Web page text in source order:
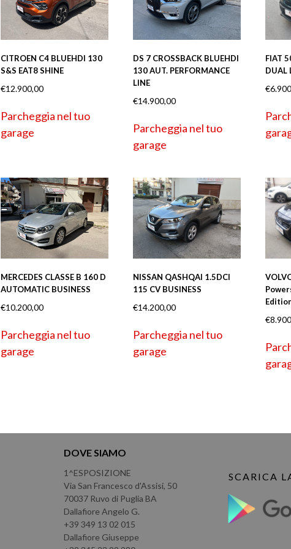
CITROEN C4 BLUEHDI 130
S&S EAT8 SHINE
€12.900,00
Parcheggia nel tuo
garage
DS 7 CROSSBACK BLUEHDI
130 AUT. PERFORMANCE
LINE
€14.900,00
Parcheggia nel tuo
garage
FIAT
DUAL
€
MERCEDES CLASSE B 160 D
AUTOMATIC BUSINESS
€10.200,00
Parcheggia nel tuo
garage
NISSAN QASHQAI 1.5DCI
115 CV BUSINESS
€14.200,00
Parcheggia nel tuo
garage
€
DOVE SIAMO
1^ESPOSIZIONE
Via San Francesco d'Assisi, 50
70037 Ruvo di Puglia BA
Dallafiore Angelo G.
+39 349 13 02 015
Dallafiore Giuseppe
SCARICA